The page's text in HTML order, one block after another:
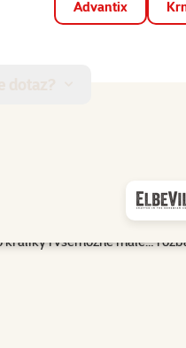
Advantix
králíky i všemožné malé…